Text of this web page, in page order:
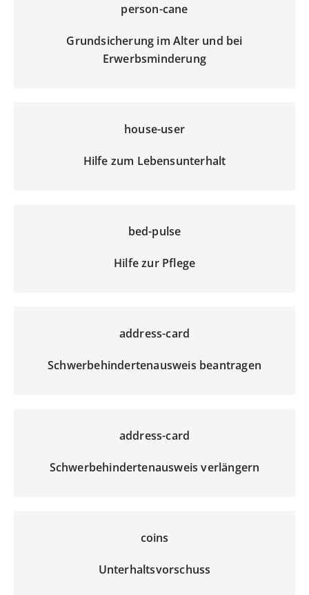
person-cane
Grundsicherung im Alter und bei
Erwerbsminderung
house-user
Hilfe zum Lebensunterhalt
bed-pulse
Hilfe zur Pflege
address-card
Schwerbehindertenausweis beantragen
address-card
Schwerbehindertenausweis verlängern
coins
Unterhaltsvorschuss